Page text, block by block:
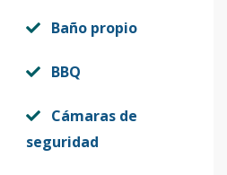
Baño propio
BBQ
Cámaras de
seguridad